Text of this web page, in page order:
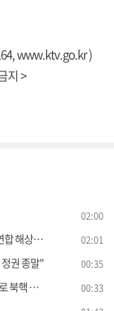
www.ktv.go.kr)
지 >
02:00
상훈련 02:01
권 종말" 00:35
대응" 00:33